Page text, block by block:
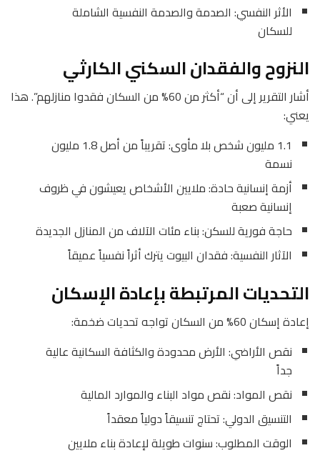
الأثر النفسي: الصدمة والصدمة النفسية الشاملة
للسكان
النزوح والفقدان السكني الكارثي
أشار التقرير إلى أن “أكثر من 60% من السكان فقدوا منازلهم”. هذا
يعني:
1.1 مليون شخص بلا مأوى: تقريباً من أصل 1.8 مليون
نسمة
أزمة إنسانية حادة: ملايين الأشخاص يعيشون في ظروف
إنسانية صعبة
حاجة فورية للسكن: بناء مئات الآلاف من المنازل الجديدة
الآثار النفسية: فقدان البيوت يترك أثراً نفسياً عميقاً
التحديات المرتبطة بإعادة الإسكان
إعادة إسكان 60% من السكان تواجه تحديات ضخمة:
نقص الأراضي: الأرض محدودة والكثافة السكانية عالية
جداً
نقص المواد: نقص مواد البناء والموارد المالية
التنسيق الدولي: تحتاج تنسيقاً دولياً معقداً
الوقت المطلوب: سنوات طويلة لإعادة بناء ملايين